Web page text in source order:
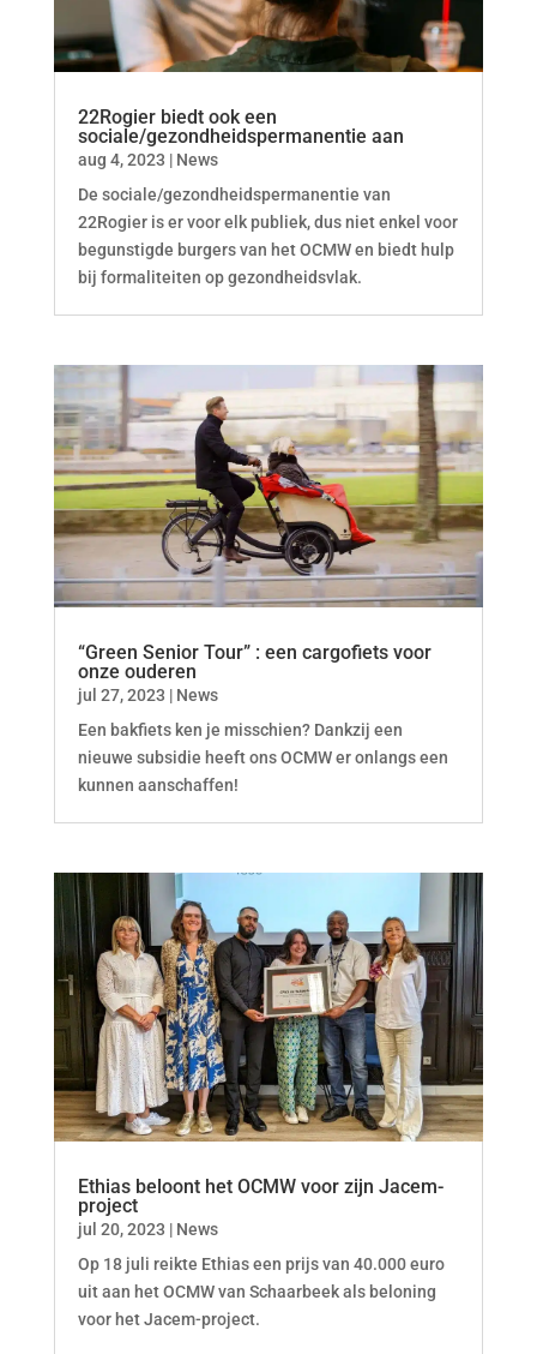
22Rogier biedt ook een
sociale/gezondheidspermanentie aan
aug 4, 2023 | News
De sociale/gezondheidspermanentie van
22Rogier is er voor elk publiek, dus niet enkel voor
begunstigde burgers van het OCMW en biedt hulp
bij formaliteiten op gezondheidsvlak.
“Green Senior Tour” : een cargofiets voor
onze ouderen
jul 27, 2023 | News
Een bakfiets ken je misschien? Dankzij een
nieuwe subsidie heeft ons OCMW er onlangs een
kunnen aanschaffen!
Ethias beloont het OCMW voor zijn Jacem-
project
jul 20, 2023 | News
Op 18 juli reikte Ethias een prijs van 40.000 euro
uit aan het OCMW van Schaarbeek als beloning
voor het Jacem-project.